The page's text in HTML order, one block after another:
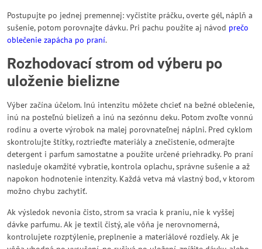
Postupujte po jednej premennej: vyčistite práčku, overte gél, náplň a
sušenie, potom porovnajte dávku. Pri pachu použite aj návod prečo
oblečenie zapácha po praní.
Rozhodovací strom od výberu po
uloženie bielizne
Výber začína účelom. Inú intenzitu môžete chcieť na bežné oblečenie,
inú na posteľnú bielizeň a inú na sezónnu deku. Potom zvoľte vonnú
rodinu a overte výrobok na malej porovnateľnej náplni. Pred cyklom
skontrolujte štítky, roztrieďte materiály a znečistenie, odmerajte
detergent i parfum samostatne a použite určené priehradky. Po praní
nasleduje okamžité vybratie, kontrola oplachu, správne sušenie a až
napokon hodnotenie intenzity. Každá vetva má vlastný bod, v ktorom
možno chybu zachytiť.
Ak výsledok nevonia čisto, strom sa vracia k praniu, nie k vyššej
dávke parfumu. Ak je textil čistý, ale vôňa je nerovnomerná,
kontrolujete rozptýlenie, preplnenie a materiálové rozdiely. Ak je